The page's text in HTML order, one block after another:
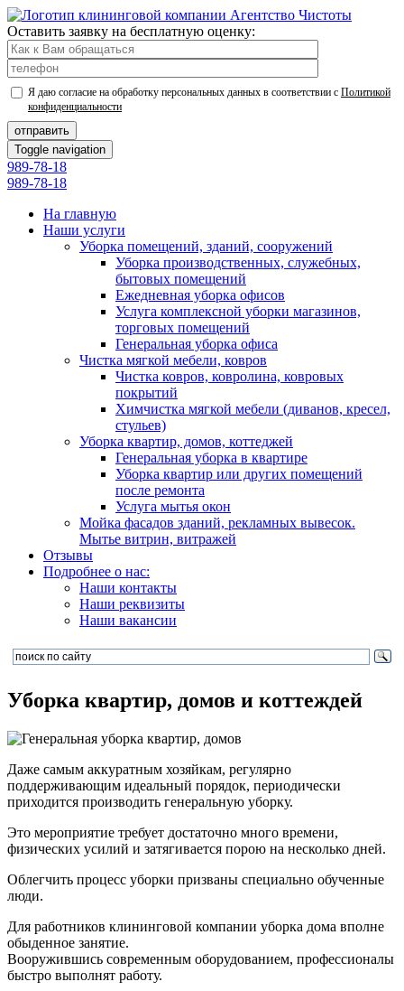
Оставить заявку на бесплатную оценку:
Я даю согласие на обработку персональных данных в соответствии с Политикой
конфиденциальности
Toggle navigation
989‑78‑18
989‑78‑18
На главную
Наши услуги
Уборка помещений, зданий, сооружений
Уборка производственных, служебных,
бытовых помещений
Ежедневная уборка офисов
Услуга комплексной уборки магазинов,
торговых помещений
Генеральная уборка офиса
Чистка мягкой мебели, ковров
Чистка ковров, ковролина, ковровых
покрытий
Химчистка мягкой мебели (диванов, кресел,
стульев)
Уборка квартир, домов, коттеджей
Генеральная уборка в квартире
Уборка квартир или других помещений
после ремонта
Услуга мытья окон
Мойка фасадов зданий, рекламных вывесок.
Мытье витрин, витражей
Отзывы
Подробнее о нас:
Наши контакты
Наши реквизиты
Наши вакансии
Уборка квартир, домов и коттеждей
Даже самым аккуратным хозяйкам, регулярно
поддерживающим идеальный порядок, периодически
приходится производить генеральную уборку.
Это мероприятие требует достаточно много времени,
физических усилий и затягивается порою на несколько дней.
Облегчить процесс уборки призваны специально обученные
люди.
Для работников клининговой компании уборка дома вполне
обыденное занятие.
Вооружившись современным оборудованием, профессионалы
быстро выполнят работу.